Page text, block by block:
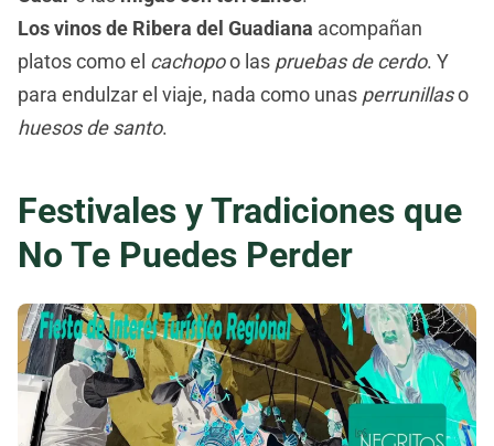
Los vinos de Ribera del Guadiana acompañan
platos como el cachopoo las pruebas de cerdo. Y
para endulzar el viaje, nada como unas perrunillaso
huesos de santo.
Festivales y Tradiciones que
No Te Puedes Perder